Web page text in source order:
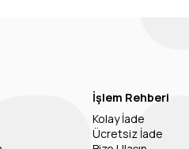
İşlem Rehberi
Kolay İade
Ücretsiz İade